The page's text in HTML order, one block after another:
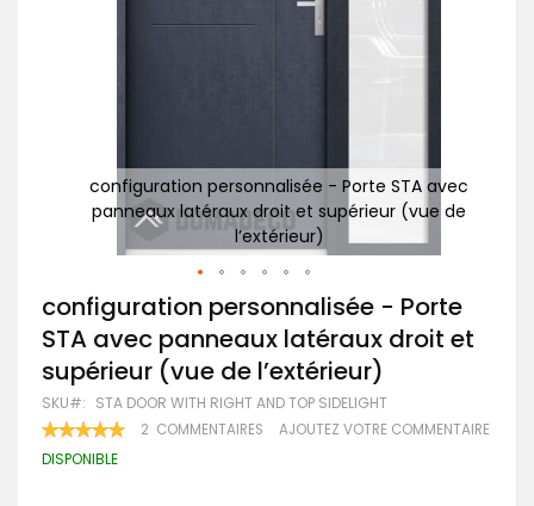
configuration personnalisée - Porte STA avec
panneaux latéraux droit et supérieur (vue de
l’extérieur)
Passer
au
début
de
la
Galerie
d’images
configuration personnalisée - Porte
STA avec panneaux latéraux droit et
supérieur (vue de l’extérieur)
SKU STA DOOR WITH RIGHT AND TOP SIDELIGHT
RATING: 2 COMMENTAIRES AJOUTEZ VOTRE COMMENTAIRE
DISPONIBLE